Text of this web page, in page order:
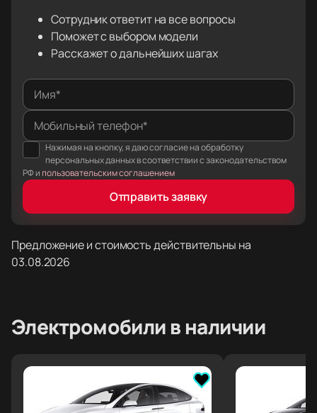
Сотрудник ответит на все вопросы
Поможет с выбором модели
Расскажет о дальнейших шагах
Имя*
Мобильный телефон*
Нажимая на кнопку, я даю согласие на обработку
персональных данных в соответствии с законодательством
РФ ипользовательским соглашением
Отправить заявку
Предложение и стоимость действительны на
03.08.2026
Электромобили в наличии